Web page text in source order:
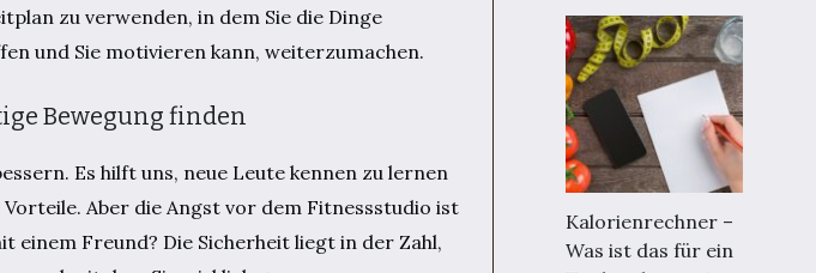
zu verwenden, in dem Sie die Dinge
und Sie motivieren kann, weiterzumachen.
Bewegung finden
Es hilft uns, neue Leute kennen zu lernen
Aber die Angst vor dem Fitnessstudio ist
einem Freund? Die Sicherheit liegt in der Zahl,
Kalorienrechner –
Was ist das für ein